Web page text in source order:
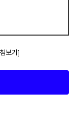
보기]